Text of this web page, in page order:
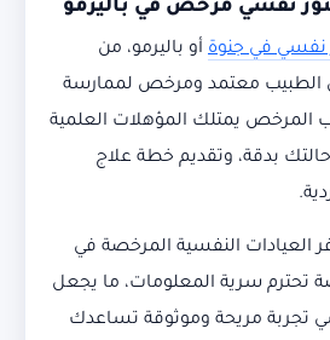
نفسي في جنوة أو باليرمو، من
الطبيب معتمد ومرخص لممارسة
المرخص يمتلك المؤهلات العلمية
حالتك بدقة، وتقديم خطة علاج
العيادات النفسية المرخصة في
تحترم سرية المعلومات، ما يجعل
تجربة مريحة وموثوقة تساعدك